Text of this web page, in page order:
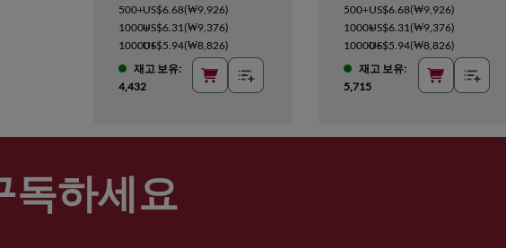
500+US$6.68(₩9,926)
1000+US$6.31(₩9,376)
10000+US$5.94(₩8,826)
재고 보유:
4,432
500+US$6.68(₩9,926)
1000+US$6.31(₩9,376)
10000+US$5.94(₩8,826)
재고 보유:
5,715
독하세요